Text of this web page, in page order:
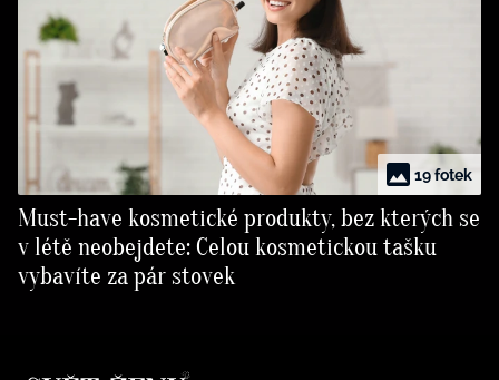
19 fotek
Must-have kosmetické produkty, bez kterých se
v létě neobejdete: Celou kosmetickou tašku
vybavíte za pár stovek